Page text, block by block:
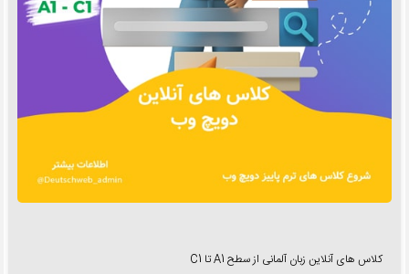
کلاس های آنلاین زبان آلمانی از سطح A1 تا C1